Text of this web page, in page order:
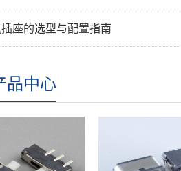
座的选型与配置指南
品中心